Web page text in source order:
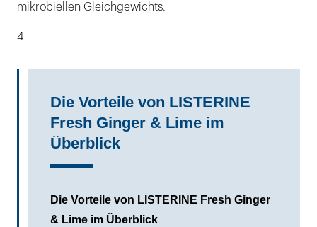
mikrobiellen Gleichgewichts.
4
Die Vorteile von LISTERINE
Fresh Ginger & Lime im
Überblick
Die Vorteile von LISTERINE Fresh Ginger
& Lime im Überblick